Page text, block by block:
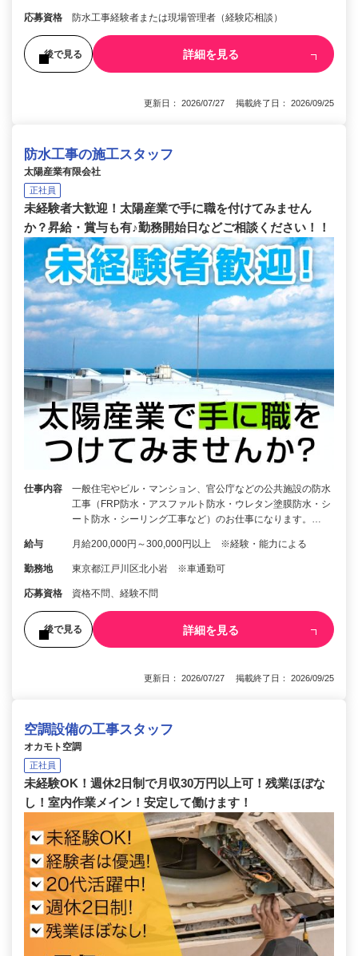
応募資格 防水工事経験者または現場管理者（経験応相談）
後で見る 詳細を見る
更新日： 2026/07/27 掲載終了日： 2026/09/25
防水工事の施工スタッフ
太陽産業有限会社
正社員
未経験者大歓迎！太陽産業で手に職を付けてみません
か？昇給・賞与も有♪勤務開始日などご相談ください！！
仕事内容
一般住宅やビル・マンション、官公庁などの公共施設の防水
工事（FRP防水・アスファルト防水・ウレタン塗膜防水・シ
ート防水・シーリング工事など）のお仕事になります。…
給与 月給200,000円～300,000円以上 ※経験・能力による
勤務地 東京都江戸川区北小岩 ※車通勤可
応募資格 資格不問、経験不問
後で見る 詳細を見る
更新日： 2026/07/27 掲載終了日： 2026/09/25
空調設備の工事スタッフ
オカモト空調
正社員
未経験OK！週休2日制で月収30万円以上可！残業ほぼな
し！室内作業メイン！安定して働けます！